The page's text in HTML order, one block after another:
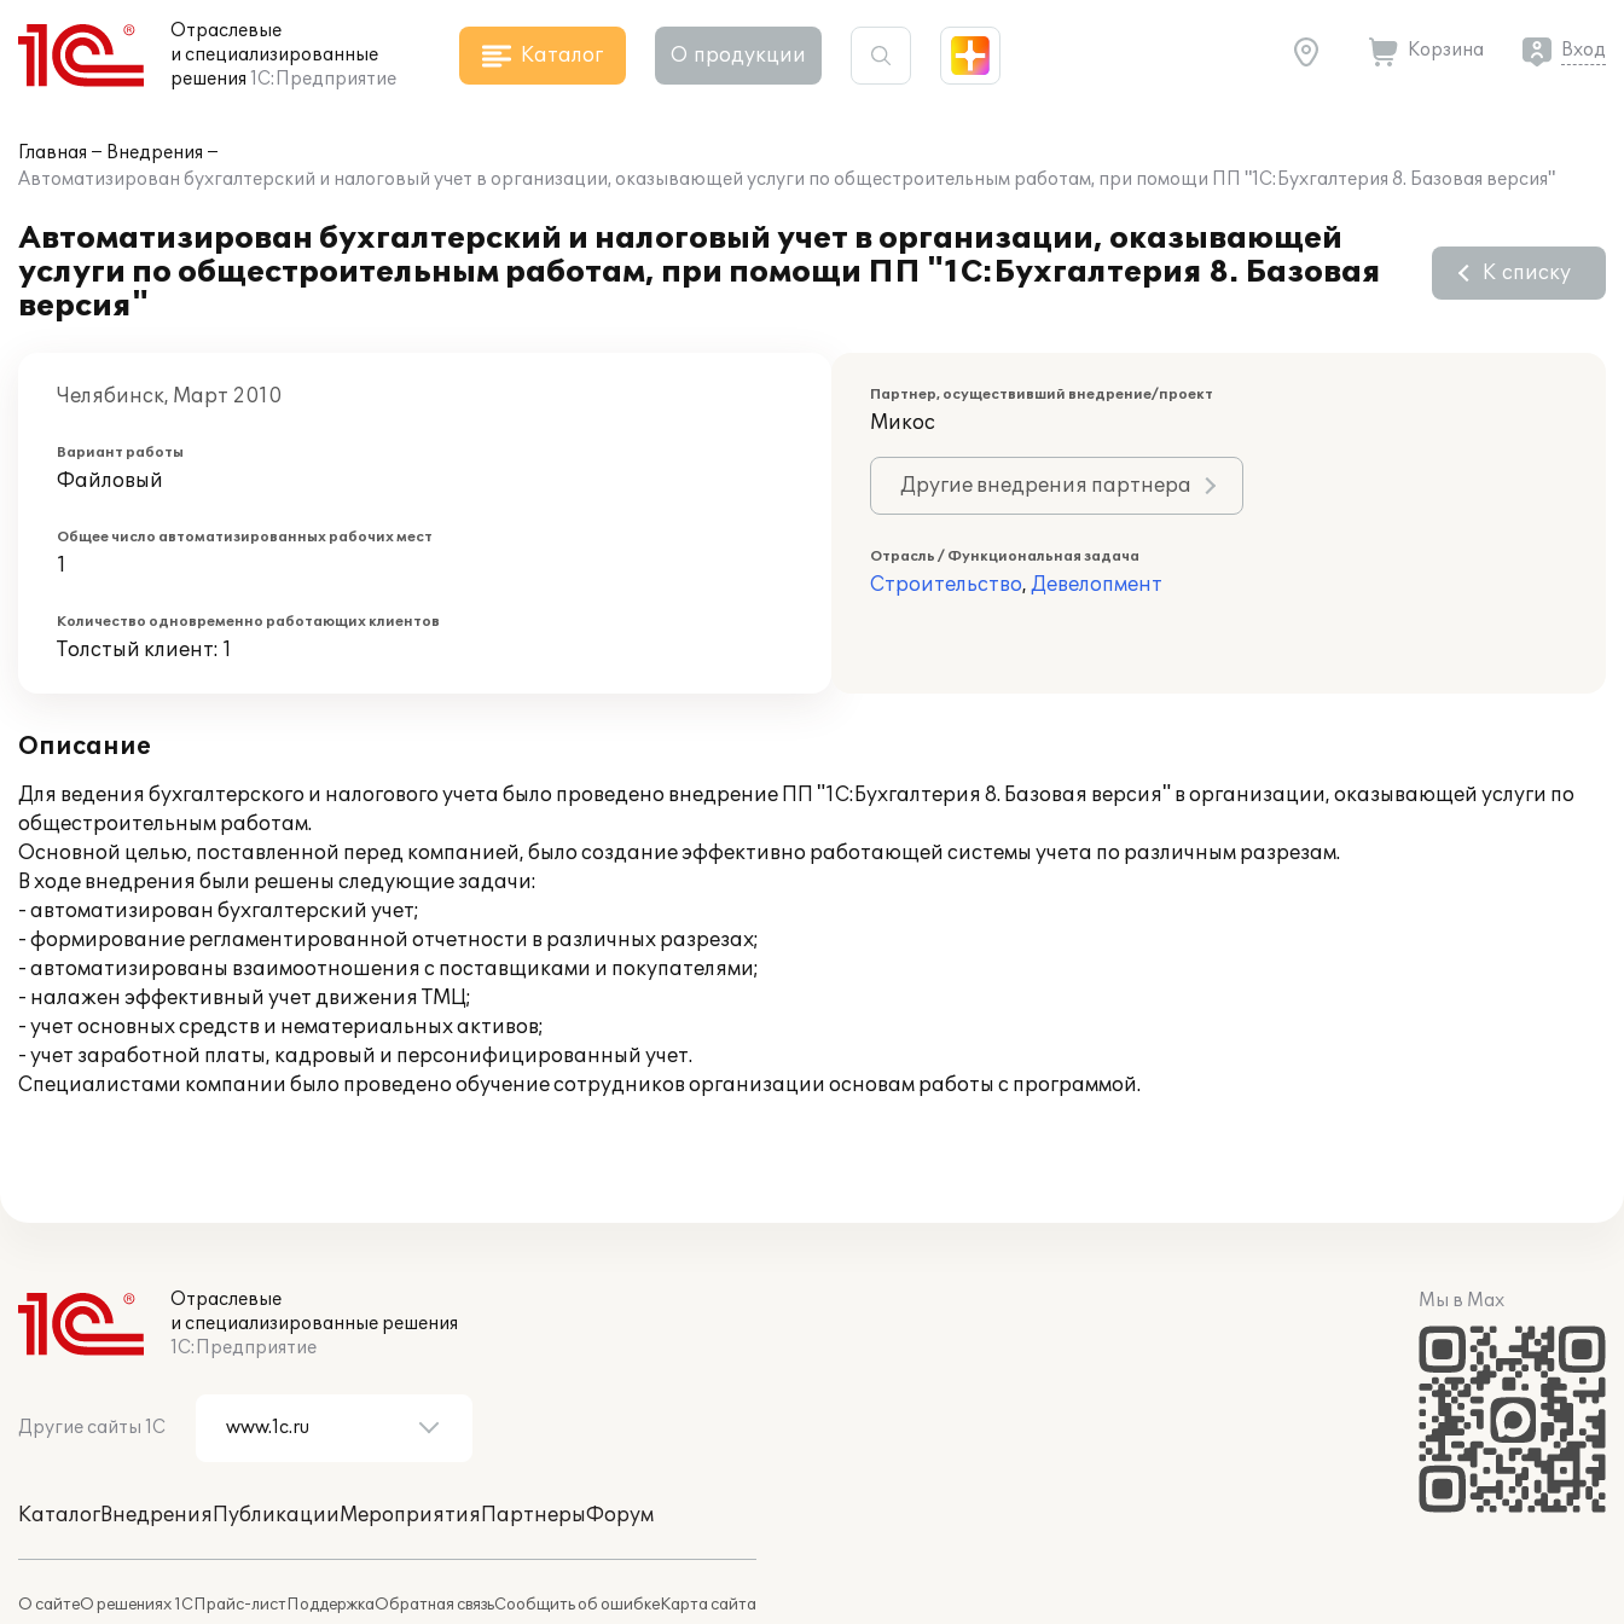
Отраслевые
и специализированные
решения 1С:Предприятие
Каталог О продукции Корзина Вход
Главная
Внедрения
Автоматизирован бухгалтерский и налоговый учет в организации, оказывающей услуги по общестроительным работам, при помощи ПП "1С:Бухгалтерия 8. Базовая версия"
Автоматизирован бухгалтерский и налоговый учет в организации, оказывающей
услуги по общестроительным работам, при помощи ПП "1С:Бухгалтерия 8. Базовая
версия"
К списку
Челябинск, Март 2010
Вариант работы
Файловый
Общее число автоматизированных рабочих мест
1
Количество одновременно работающих клиентов
Толстый клиент: 1
Партнер, осуществивший внедрение/проект
Микос
Другие внедрения партнера
Отрасль / Функциональная задача
Строительство, Девелопмент
Описание
Для ведения бухгалтерского и налогового учета было проведено внедрение ПП "1С:Бухгалтерия 8. Базовая версия" в организации, оказывающей услуги по
общестроительным работам.
Основной целью, поставленной перед компанией, было создание эффективно работающей системы учета по различным разрезам.
В ходе внедрения были решены следующие задачи:
- автоматизирован бухгалтерский учет;
- формирование регламентированной отчетности в различных разрезах;
- автоматизированы взаимоотношения с поставщиками и покупателями;
- налажен эффективный учет движения ТМЦ;
- учет основных средств и нематериальных активов;
- учет заработной платы, кадровый и персонифицированный учет.
Специалистами компании было проведено обучение сотрудников организации основам работы с программой.
Отраслевые
и специализированные решения
1С:Предприятие
Другие сайты 1С
КаталогВнедренияПубликацииМероприятияПартнерыФорум
О сайтеО решениях 1СПрайс-листПоддержкаОбратная связьСообщить об ошибкеКарта сайта
Мы в Max